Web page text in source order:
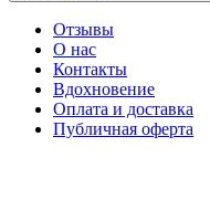
Отзывы
О нас
Контакты
Вдохновение
Оплата и доставка
Публичная оферта